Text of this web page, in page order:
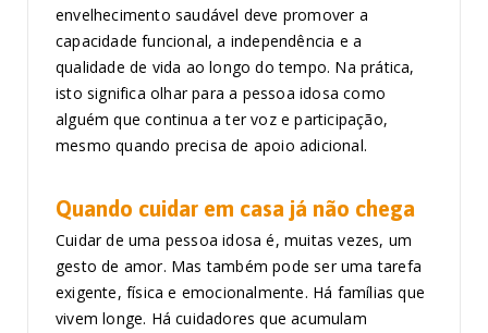
envelhecimento saudável deve promover a
capacidade funcional, a independência e a
qualidade de vida ao longo do tempo. Na prática,
isto significa olhar para a pessoa idosa como
alguém que continua a ter voz e participação,
mesmo quando precisa de apoio adicional.
Quando cuidar em casa já não chega
Cuidar de uma pessoa idosa é, muitas vezes, um
gesto de amor. Mas também pode ser uma tarefa
exigente, física e emocionalmente. Há famílias que
vivem longe. Há cuidadores que acumulam